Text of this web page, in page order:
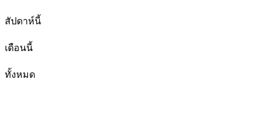
สัปดาห์นี้
เดือนนี้
ทั้งหมด